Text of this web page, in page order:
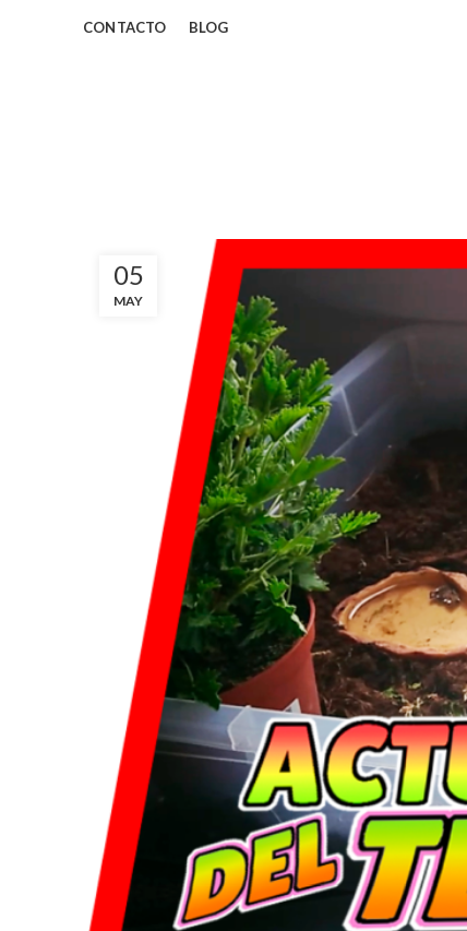
CONTACTO BLOG
05
MAY